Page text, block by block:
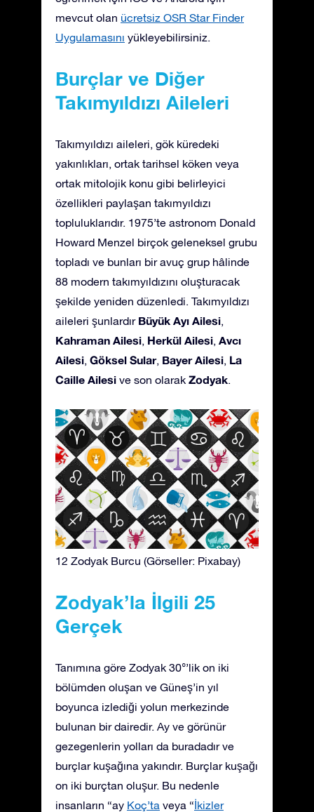
mevcut olan ücretsiz OSR Star Finder
Uygulamasını yükleyebilirsiniz.
Burçlar ve Diğer
Takımyıldızı Aileleri
Takımyıldızı aileleri, gök küredeki
yakınlıkları, ortak tarihsel köken veya
ortak mitolojik konu gibi belirleyici
özellikleri paylaşan takımyıldızı
topluluklarıdır. 1975’te astronom Donald
Howard Menzel birçok geleneksel grubu
topladı ve bunları bir avuç grup hâlinde
88 modern takımyıldızını oluşturacak
şekilde yeniden düzenledi. Takımyıldızı
aileleri şunlardır Büyük Ayı Ailesi
Kahraman Ailesi Herkül Ailesi Avcı
Ailesi Göksel Sular, Bayer Ailesi La
Caille Ailesi ve son olarak Zodyak
12 Zodyak Burcu (Görseller: Pixabay)
Zodyak’la İlgili 25
Gerçek
Tanımına göre Zodyak 30°’lik on iki
bölümden oluşan ve Güneş’in yıl
boyunca izlediği yolun merkezinde
bulunan bir dairedir. Ay ve görünür
gezegenlerin yolları da buradadır ve
burçlar kuşağına yakındır. Burçlar kuşağı
on iki burçtan oluşur. Bu nedenle
insanların “ay Koç’ta veya “İkizler